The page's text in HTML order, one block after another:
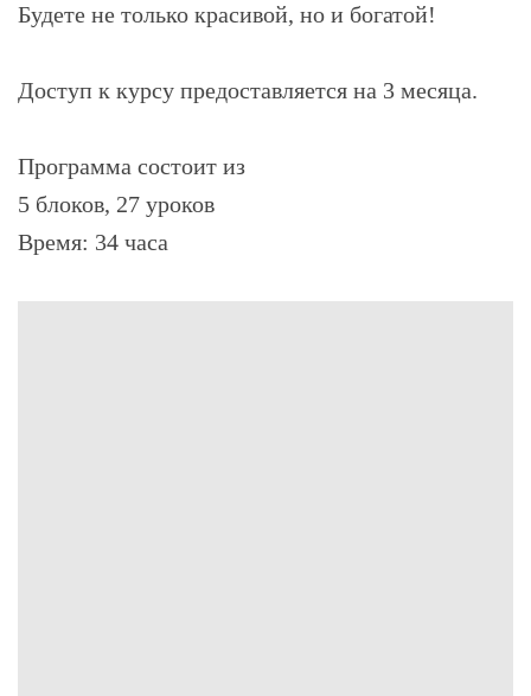
Будете не только красивой, но и богатой!
Доступ к курсу предоставляется на 3 месяца.
Программа состоит из
5 блоков, 27 уроков
Время: 34 часа